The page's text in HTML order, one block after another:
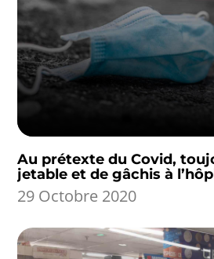
Au prétexte du Covid,
jetable et de gâchis à
29 Octobre 2020